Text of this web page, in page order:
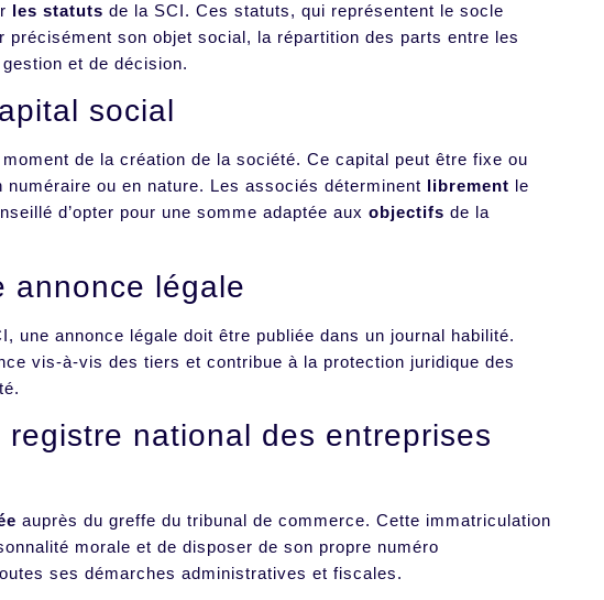
les statuts de la SCI. Ces statuts, qui représentent le socle
précisément son objet social, la répartition des parts entre les
et de décision.
social
de la création de la société. Ce capital peut être fixe ou
numéraire ou en nature. Les associés déterminent librement le
d’opter pour une somme adaptée aux objectifs de la
annonce légale
une annonce légale doit être publiée dans un journal habilité.
vis-à-vis des tiers et contribue à la protection juridique des
registre national des entreprises
auprès du greffe du tribunal de commerce. Cette immatriculation
morale et de disposer de son propre numéro
ses démarches administratives et fiscales.